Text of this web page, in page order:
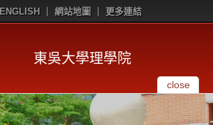
ENGLISH 網站地圖 更多連結
東吳大學理學院
close